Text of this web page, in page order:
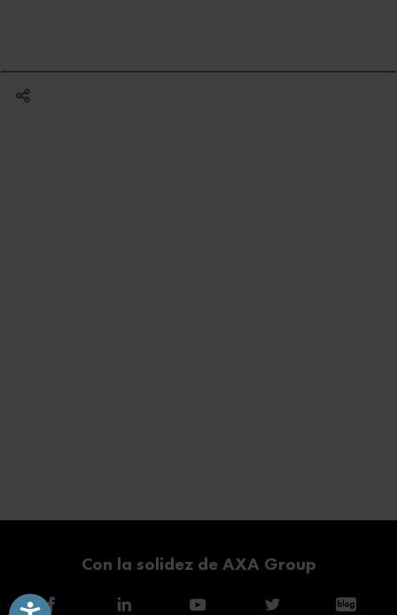
Con la solidez de AXA Group